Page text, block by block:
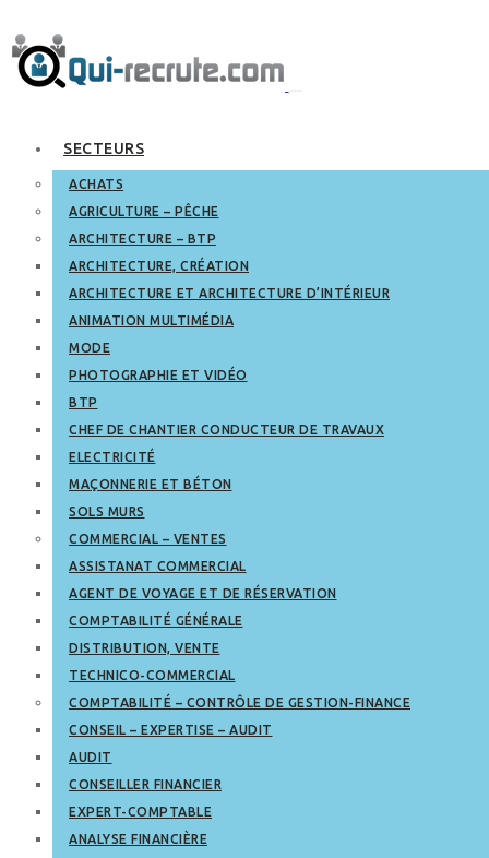
SECTEURS
ACHATS
AGRICULTURE – PÊCHE
ARCHITECTURE – BTP
ARCHITECTURE, CRÉATION
ARCHITECTURE ET ARCHITECTURE D’INTÉRIEUR
ANIMATION MULTIMÉDIA
MODE
PHOTOGRAPHIE ET VIDÉO
BTP
CHEF DE CHANTIER CONDUCTEUR DE TRAVAUX
ELECTRICITÉ
MAÇONNERIE ET BÉTON
SOLS MURS
COMMERCIAL – VENTES
ASSISTANAT COMMERCIAL
AGENT DE VOYAGE ET DE RÉSERVATION
COMPTABILITÉ GÉNÉRALE
DISTRIBUTION, VENTE
TECHNICO-COMMERCIAL
COMPTABILITÉ – CONTRÔLE DE GESTION-FINANCE
CONSEIL – EXPERTISE – AUDIT
AUDIT
CONSEILLER FINANCIER
EXPERT-COMPTABLE
ANALYSE FINANCIÈRE